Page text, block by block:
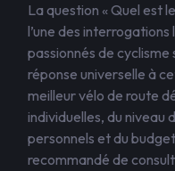
La question « Quel est
l’une des
passionnés de cyclisme
réponse universelle à
meilleur vélo de route
individuelles, du niveau
personnels et du
recommandé de